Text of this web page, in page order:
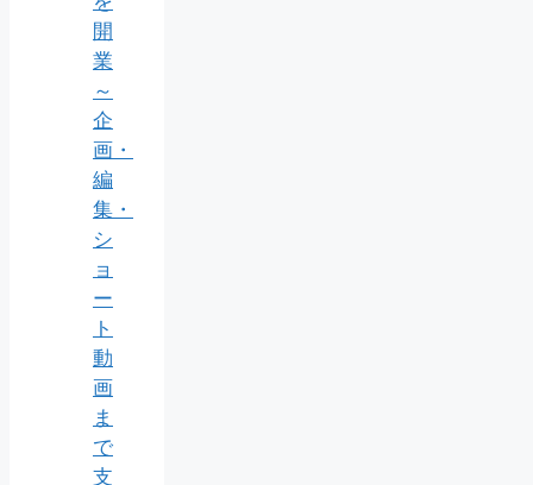
開
業
～
企
画・
編
集・
シ
ョ
ー
ト
動
画
ま
で
支